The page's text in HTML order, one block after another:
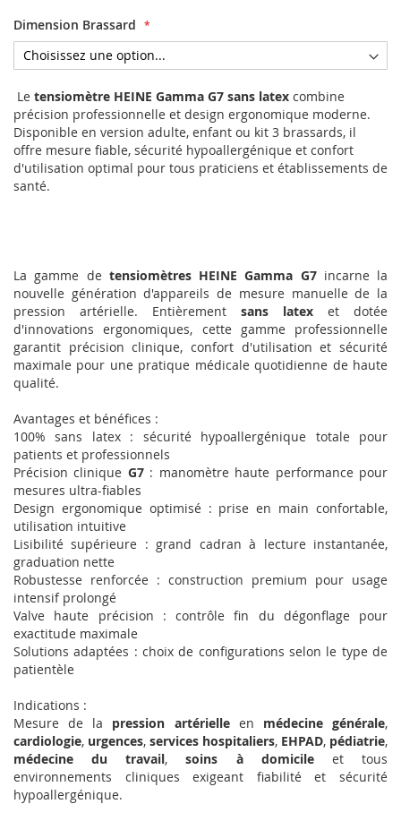
Dimension Brassard
Le tensiomètre HEINE Gamma G7 sans latex combine
précision professionnelle et design ergonomique moderne.
Disponible en version adulte, enfant ou kit 3 brassards, il
offre mesure fiable, sécurité hypoallergénique et confort
d'utilisation optimal pour tous praticiens et établissements de
santé.
La gamme de tensiomètres HEINE Gamma G7incarne la
nouvelle génération d'appareils de mesure manuelle de la
pression artérielle. Entièrement sans latex et dotée
d'innovations ergonomiques, cette gamme professionnelle
garantit précision clinique, confort d'utilisation et sécurité
maximale pour une pratique médicale quotidienne de haute
qualité.
Avantages et bénéfices :
100% sans latex : sécurité hypoallergénique totale pour
patients et professionnels
Précision clinique G7 : manomètre haute performance pour
mesures ultra-fiables
Design ergonomique optimisé : prise en main confortable,
utilisation intuitive
Lisibilité supérieure : grand cadran à lecture instantanée,
graduation nette
Robustesse renforcée : construction premium pour usage
intensif prolongé
Valve haute précision : contrôle fin du dégonflage pour
exactitude maximale
Solutions adaptées : choix de configurations selon le type de
patientèle
Indications :
Mesure de la pression artérielleen médecine générale,
cardiologie, urgences, services hospitaliers, EHPAD, pédiatrie,
médecine du travail,soins à domicileet tous
environnements cliniques exigeant fiabilité et sécurité
hypoallergénique.